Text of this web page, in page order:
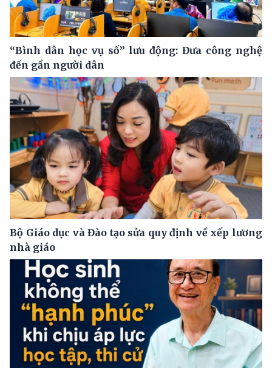
“Bình dân học vụ số” lưu động: Đưa công nghệ
đến gần người dân
Bộ Giáo dục và Đào tạo sửa quy định về xếp lương
nhà giáo